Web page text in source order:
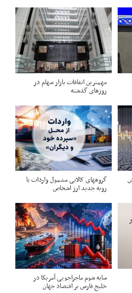
مهمترین اتفاقات بازار سهام در
روزهای گذشته
گروههای کالایی مشمول واردات با
رویه جدید ارز اشخاص
سایه شوم ماجراجویی آمریکا در
خلیج فارس بر اقتصاد جهان